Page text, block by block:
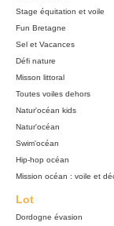
Stage équitation et voile
Fun Bretagne
Sel et Vacances
Défi nature
Misson littoral
Toutes voiles dehors
Natur'océan kids
Natur'océan
Swim'océan
Hip-hop océan
Mission océan : voile et
Lot
Dordogne évasion